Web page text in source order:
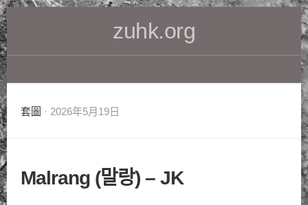
Skip
to
content
zuhk.org
套圖 · 2026年5月19日
Malrang (말랑) – JK